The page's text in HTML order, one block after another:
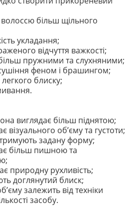
більш щільного
укладання;
відчуття важкості;
пружними та слухняними;
феном і брашингом;
блиску;
виглядає більш піднятою;
візуального об’єму та густоти;
задану форму;
більш пишною та
природну рухливість;
доглянутий блиск;
залежить від техніки
засобу.